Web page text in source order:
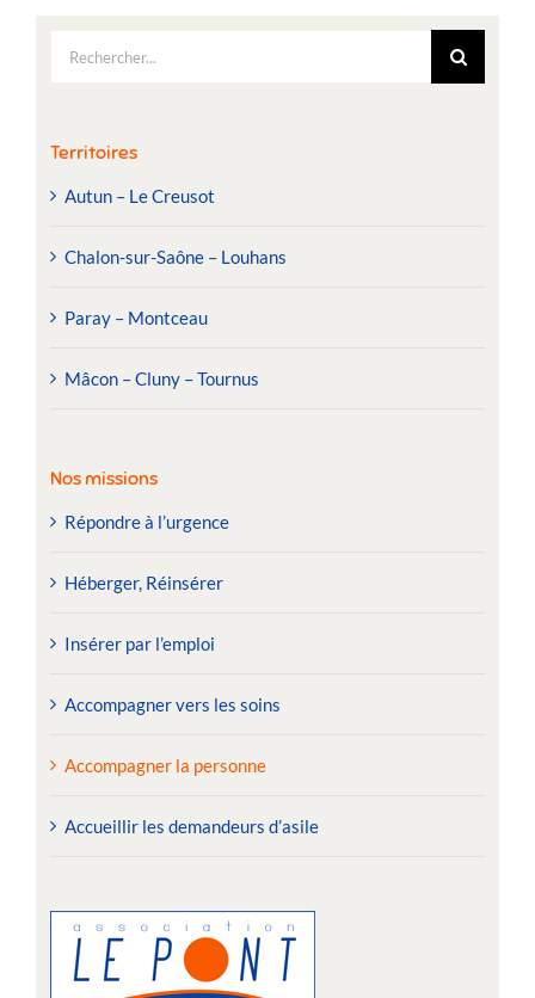
Rechercher:
Territoires
Autun – Le Creusot
Chalon-sur-Saône – Louhans
Paray – Montceau
Mâcon – Cluny – Tournus
Nos missions
Répondre à l’urgence
Héberger, Réinsérer
Insérer par l’emploi
Accompagner vers les soins
Accompagner la personne
Accueillir les demandeurs d’asile